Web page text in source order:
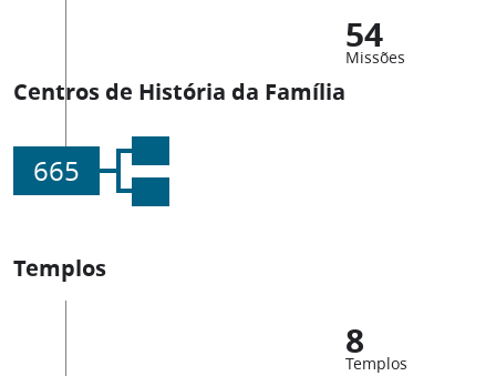
54
Missões
Centros de História da Família
665
Templos
8
Templos